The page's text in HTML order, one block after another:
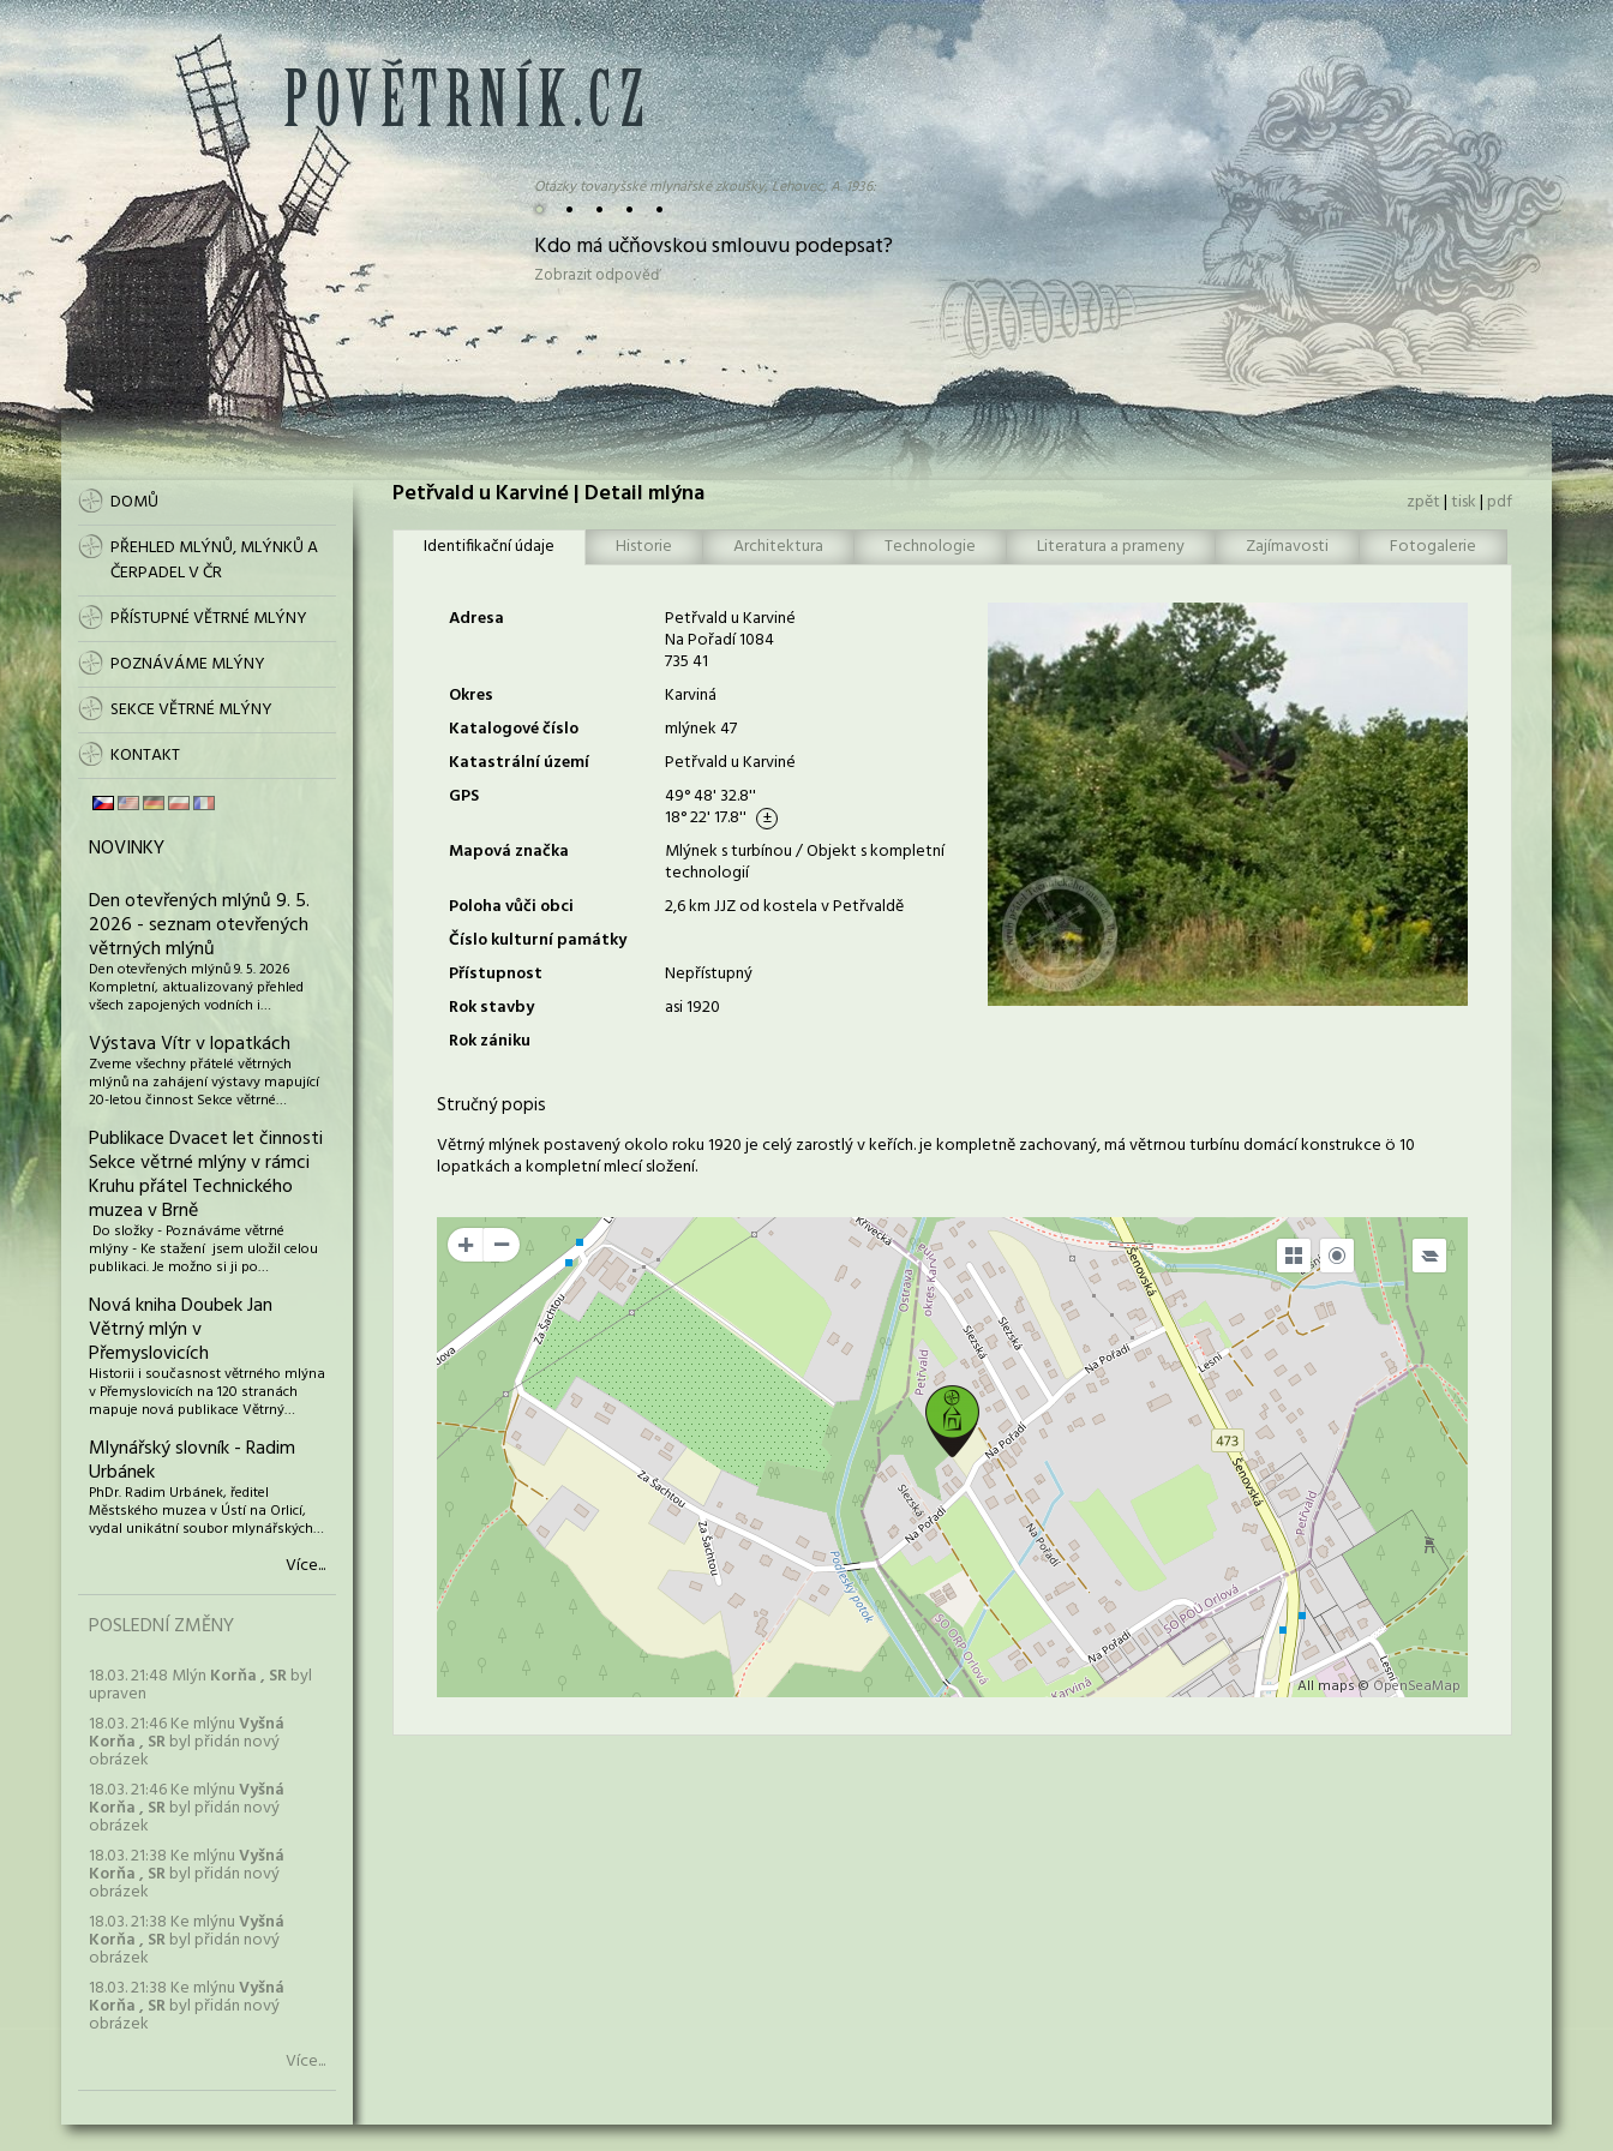
• • • • •
Otázky tovaryšské mlynářské zkoušky, Lehovec, A. 1936:
Kdo má učňovskou smlouvu podepsat?
Zobrazit odpověď
Jaký mají sklon rýhy na válcích vzhledem ke své ose?
Zobrazit odpověď
DOMŮ
PŘEHLED MLÝNŮ, MLÝNKŮ A
ČERPADEL V ČR
PŘÍSTUPNÉ VĚTRNÉ MLÝNY
POZNÁVÁME MLÝNY
SEKCE VĚTRNÉ MLÝNY
KONTAKT
NOVINKY
Den otevřených mlýnů 9. 5.
2026 - seznam otevřených
větrných mlýnů
Den otevřených mlýnů 9. 5. 2026
Kompletní, aktualizovaný přehled
všech zapojených vodních i…
Výstava Vítr v lopatkách
Zveme všechny přátelé větrných
mlýnů na zahájení výstavy mapující
20-letou činnost Sekce větrné…
Publikace Dvacet let činnosti
Sekce větrné mlýny v rámci
Kruhu přátel Technického
muzea v Brně
Do složky - Poznáváme větrné
mlýny - Ke stažení jsem uložil celou
publikaci. Je možno si ji po…
Nová kniha Doubek Jan
Větrný mlýn v
Přemyslovicích
Historii i současnost větrného mlýna
v Přemyslovicích na 120 stranách
mapuje nová publikace Větrný…
Mlynářský slovník - Radim
Urbánek
PhDr. Radim Urbánek, ředitel
Městského muzea v Ústí na Orlicí,
vydal unikátní soubor mlynářských…
Více...
POSLEDNÍ ZMĚNY
18.03. 21:48 Mlýn Korňa , SRbyl
upraven
18.03. 21:46 Ke mlýnuVyšná
Korňa , SRbyl přidán nový
obrázek
18.03. 21:46 Ke mlýnuVyšná
Korňa , SRbyl přidán nový
obrázek
18.03. 21:38 Ke mlýnuVyšná
Korňa , SRbyl přidán nový
obrázek
18.03. 21:38 Ke mlýnuVyšná
Korňa , SRbyl přidán nový
obrázek
18.03. 21:38 Ke mlýnuVyšná
Korňa , SRbyl přidán nový
obrázek
Více...
Petřvald u Karviné | Detail mlýna zpět|tisk|pdf
Identifikační údaje
Historie Architektura Technologie Literatura a prameny Zajímavosti Fotogalerie
Adresa Petřvald u Karviné
Na Pořadí 1084
735 41
Okres
Karviná
Katalogové číslo
mlýnek 47
Katastrální území
Petřvald u Karviné
GPS
49° 48' 32.8''
18° 22' 17.8''
Mapová značka
Mlýnek s turbínou / Objekt s kompletní
technologií
Poloha vůči obci
2,6 km JJZ od kostela v Petřvaldě
Číslo kulturní památky
Přístupnost
Nepřístupný
Rok stavby
asi 1920
Rok zániku
Stručný popis
Větrný mlýnek postavený okolo roku 1920 je celý zarostlý v keřích. je kompletně zachovaný, má větrnou turbínu domácí konstrukce ö 10
lopatkách a kompletní mlecí složení.
+
All maps ©OpenSeaMap